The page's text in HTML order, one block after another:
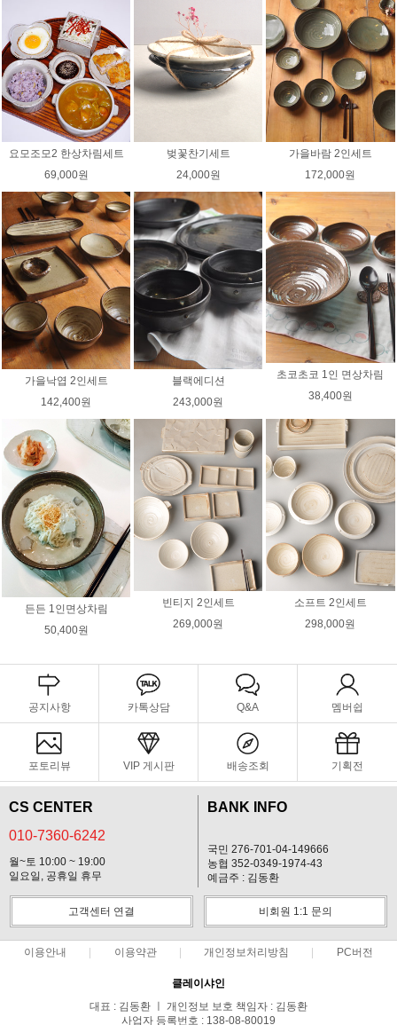
요모조모2 한상차림세트
69,000원
벚꽃찬기세트
24,000원
가을바람 2인세트
172,000원
가을낙엽 2인세트
142,400원
블랙에디션
243,000원
초코초코 1인 면상차림
38,400원
든든 1인면상차림
50,400원
빈티지 2인세트
269,000원
소프트 2인세트
298,000원
공지사항 카톡상담 Q&A 멤버쉽
포토리뷰 VIP 게시판 배송조회 기획전
CS CENTER
010-7360-6242
월~토 10:00 ~ 19:00
일요일, 공휴일 휴무
BANK INFO
국민 276-701-04-149666
농협 352-0349-1974-43
예금주 : 김동환
고객센터 연결 비회원 1:1 문의
이용안내 이용약관 개인정보처리방침 PC버전
클레이샤인
대표 : 김동환 ㅣ 개인정보 보호 책임자 : 김동환
사업자 등록번호 : 138-08-80019